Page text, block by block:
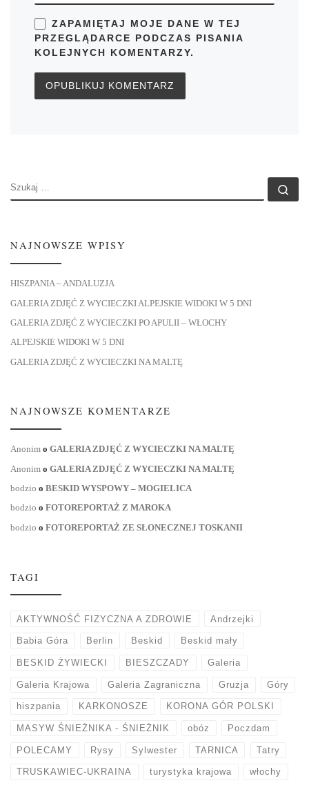
ZAPAMIĘTAJ MOJE DANE W TEJ
PRZEGLĄDARCE PODCZAS PISANIA
KOLEJNYCH KOMENTARZY.
SZUKAJ
NAJNOWSZE WPISY
HISZPANIA – ANDALUZJA
GALERIA ZDJĘĆ Z WYCIECZKI ALPEJSKIE WIDOKI W 5 DNI
GALERIA ZDJĘĆ Z WYCIECZKI PO APULII – WŁOCHY
ALPEJSKIE WIDOKI W 5 DNI
GALERIA ZDJĘĆ Z WYCIECZKI NA MALTĘ
NAJNOWSZE KOMENTARZE
Anonim o GALERIA ZDJĘĆ Z WYCIECZKI NA MALTĘ
Anonim o GALERIA ZDJĘĆ Z WYCIECZKI NA MALTĘ
bodzio o BESKID WYSPOWY – MOGIELICA
bodzio o FOTOREPORTAŻ Z MAROKA
bodzio o FOTOREPORTAŻ ZE SŁONECZNEJ TOSKANII
TAGI
AKTYWNOŚĆ FIZYCZNA A ZDROWIE Andrzejki
Babia Góra Berlin Beskid Beskid mały
BESKID ŻYWIECKI BIESZCZADY Galeria
Galeria Krajowa Galeria Zagraniczna Gruzja Góry
hiszpania KARKONOSZE KORONA GÓR POLSKI
MASYW ŚNIEŻNIKA - ŚNIEŻNIK obóz Poczdam
POLECAMY Rysy Sylwester TARNICA Tatry
TRUSKAWIEC-UKRAINA turystyka krajowa włochy